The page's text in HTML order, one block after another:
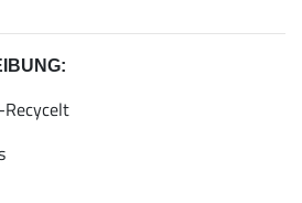
Recycelt